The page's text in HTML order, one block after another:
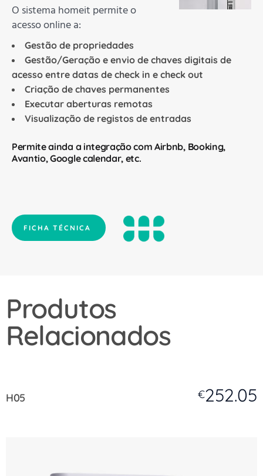
O sistema homeit permite o
acesso online a:
Gestão de propriedades
Gestão/Geração e envio de chaves digitais de
acesso entre datas de check in e check out
Criação de chaves permanentes
Executar aberturas remotas
Visualização de registos de entradas
Permite ainda a integração com Airbnb, Booking,
Avantio, Google calendar, etc.
FICHA TÉCNICA
Produtos
Relacionados
H05 €252.05